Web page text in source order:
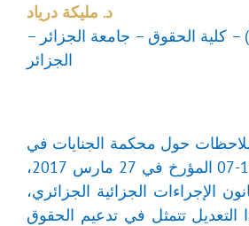
د. مليكة درياد
– كلية الحقوق – جامعة الجزائر –
الجزائر
ملاحظات حول محكمة الجنايات في
ظل القانون رقم 17-07 المؤرخ في 27 مارس 2017،
الإجراءات الجزائية الجزائري،
التعديل تتمثل في تدعيم الحقوق